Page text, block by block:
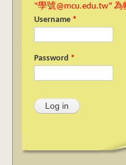
"學號@mcu.edu.tw" 為
Username *
Password *